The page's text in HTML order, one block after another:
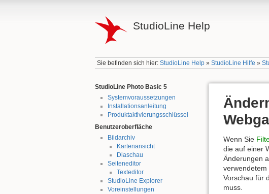
StudioLine Help
Sie befinden sich hier:StudioLine Help »StudioLine Hilfe »
StudioLine Photo Basic 5
Systemvoraussetzungen
Installationsanleitung
Produktaktivierungsschlüssel
Benutzeroberfläche
Bildarchiv
Kartenansicht
Diaschau
Seiteneditor
Texteditor
StudioLine Explorer
Voreinstellungen
Wenn Sie
die auf einer
Änderungen
verwendetem
Vorschau für
muss.